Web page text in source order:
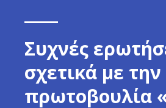
Συχνές
σχετικά με την
πρωτοβουλία